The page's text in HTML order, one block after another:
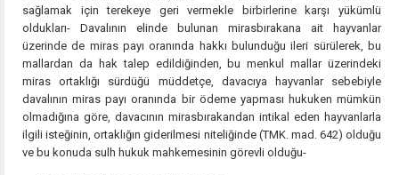
sağlamak için terekeye geri vermekle birbirlerine karşı yükümlü
oldukları- Davalının elinde bulunan mirasbırakana ait hayvanlar
üzerinde de miras payı oranında hakkı bulunduğu ileri sürülerek, bu
mallardan da hak talep edildiğinden, bu menkul mallar üzerindeki
miras ortaklığı sürdüğü müddetçe, davacıya hayvanlar sebebiyle
davalının miras payı oranında bir ödeme yapması hukuken mümkün
olmadığına göre, davacının mirasbırakandan intikal eden hayvanlarla
ilgili isteğinin, ortaklığın giderilmesi niteliğinde (TMK. mad. 642) olduğu
ve bu konuda sulh hukuk mahkemesinin görevli olduğu-